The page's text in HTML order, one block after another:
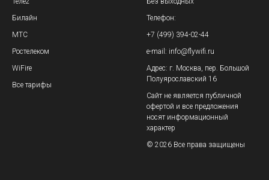
Билайн
МТС
Ростелеком
WiFire
Все тарифы
Телефон:
+7 (499) 394-02-44
e-mail: info@flywifi.ru
Адрес: г. Москва, пер. Большой
Полуярославский 16
Сайт не является публичной
офертой и все предложения
носят информационный
характер
© 2026 Все права защищены